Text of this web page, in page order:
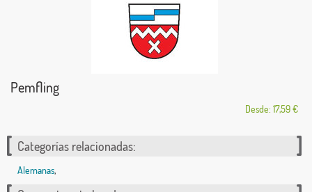
Pemfling
Desde: 17,59 €
Categorías relacionadas:
Alemanas,